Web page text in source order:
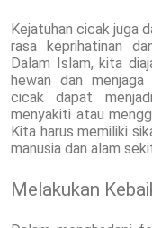
Kejatuhan cicak juga
rasa keprihatinan
Dalam Islam, kita
hewan dan menjaga
cicak dapat
menyakiti atau
Kita harus memiliki
manusia dan alam
Melakukan